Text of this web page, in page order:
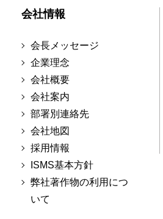
会社情報
会長メッセージ
企業理念
会社概要
会社案内
部署別連絡先
会社地図
採用情報
ISMS基本方針
弊社著作物の利用につ
いて